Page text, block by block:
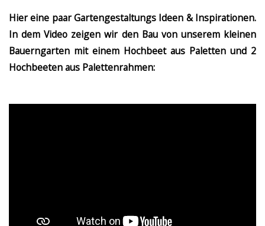
Hier eine paar Gartengestaltungs Ideen & Inspirationen.
In dem Video zeigen wir den Bau von unserem kleinen
Bauerngarten mit einem Hochbeet aus Paletten und 2
Hochbeeten aus Palettenrahmen: